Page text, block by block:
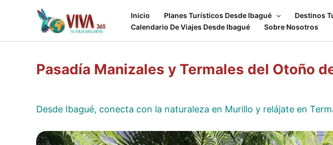
Inicio Planes Turísticos Desde Ibagué Destinos
Calendario De Viajes Desde Ibagué
Sobre Nosotros
Pasadía Manizales y Termales del Otoño
Desde Ibagué, conecta con la naturaleza en Murillo y relájate en